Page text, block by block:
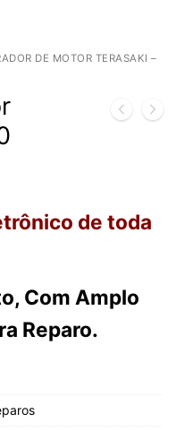
DE MOTOR TERASAKI –
de toda
Com Amplo
Reparo.